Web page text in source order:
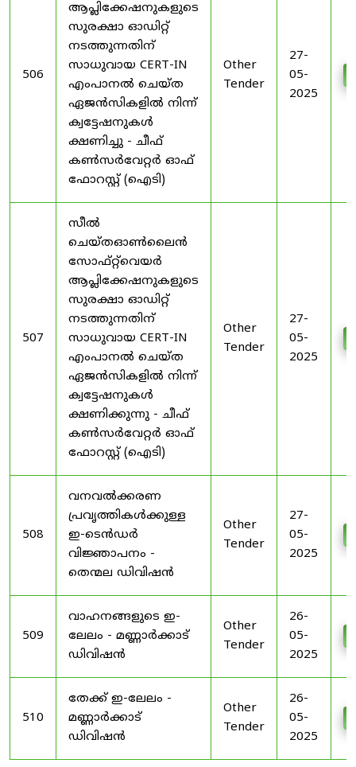
506
ആപ്ലിക്കേഷനുകളുടെ
സുരക്ഷാ ഓഡിറ്റ്
നടത്തുന്നതിന്
സാധുവായ CERT-IN
എംപാനൽ ചെയ്ത
ഏജൻസികളിൽ നിന്ന്
ക്വട്ടേഷനുകൾ
ക്ഷണിച്ചു - ചീഫ്
കൺസർവേറ്റർ ഓഫ്
ഫോറസ്റ്റ് (ഐടി)
Other
Tender
27-
05-
2025
507
സീൽ
ചെയ്തഓൺലൈൻ
സോഫ്റ്റ്‌വെയർ
ആപ്ലിക്കേഷനുകളുടെ
സുരക്ഷാ ഓഡിറ്റ്
നടത്തുന്നതിന്
സാധുവായ CERT-IN
എംപാനൽ ചെയ്ത
ഏജൻസികളിൽ നിന്ന്
ക്വട്ടേഷനുകൾ
ക്ഷണിക്കുന്നു - ചീഫ്
കൺസർവേറ്റർ ഓഫ്
ഫോറസ്റ്റ് (ഐടി)
Other
Tender
27-
05-
2025
508
വനവൽക്കരണ
പ്രവൃത്തികൾക്കുള്ള
ഇ-ടെൻഡർ
വിജ്ഞാപനം -
തെന്മല ഡിവിഷൻ
Other
Tender
27-
05-
2025
509
വാഹനങ്ങളുടെ ഇ-
ലേലം - മണ്ണാർക്കാട്
ഡിവിഷൻ
Other
Tender
26-
05-
2025
510
തേക്ക് ഇ-ലേലം -
മണ്ണാർക്കാട്
ഡിവിഷൻ
Other
Tender
26-
05-
2025